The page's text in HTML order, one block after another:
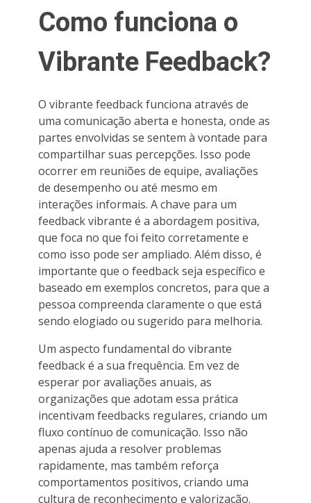
Como funciona o
Vibrante Feedback?
O vibrante feedback funciona através de
uma comunicação aberta e honesta, onde as
partes envolvidas se sentem à vontade para
compartilhar suas percepções. Isso pode
ocorrer em reuniões de equipe, avaliações
de desempenho ou até mesmo em
interações informais. A chave para um
feedback vibrante é a abordagem positiva,
que foca no que foi feito corretamente e
como isso pode ser ampliado. Além disso, é
importante que o feedback seja específico e
baseado em exemplos concretos, para que a
pessoa compreenda claramente o que está
sendo elogiado ou sugerido para melhoria.
Um aspecto fundamental do vibrante
feedback é a sua frequência. Em vez de
esperar por avaliações anuais, as
organizações que adotam essa prática
incentivam feedbacks regulares, criando um
fluxo contínuo de comunicação. Isso não
apenas ajuda a resolver problemas
rapidamente, mas também reforça
comportamentos positivos, criando uma
cultura de reconhecimento e valorização.